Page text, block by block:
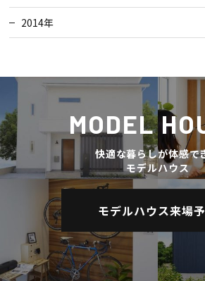
2014年
MODEL
快適な暮らしが体感で
モデルハウス
モデルハウス来場